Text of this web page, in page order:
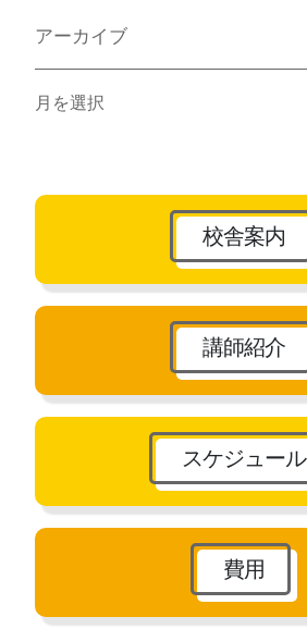
アーカイブ
ア
ブ
校舎案内
講師紹介
スケジュール
費用